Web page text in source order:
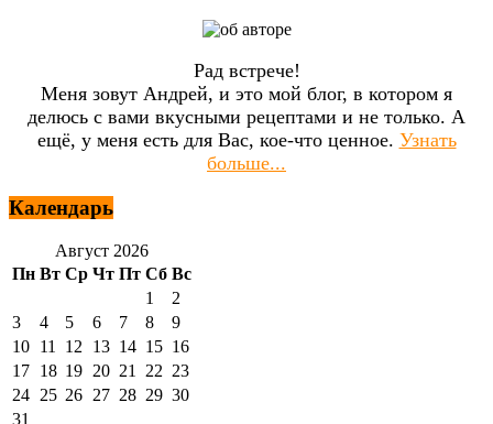
Рад встрече!
Меня зовут Андрей, и это мой блог, в котором я
делюсь с вами вкусными рецептами и не только. А
ещё, у меня есть для Вас, кое-что ценное. Узнать
больше...
Календарь
Август 2026
Пн Вт Ср Чт Пт Сб Вс
1
2
3
4 5 6 7 8
9
10 11 12 13 14 15 16
17 18 19 20 21 22 23
24 25 26 27 28 29 30
31